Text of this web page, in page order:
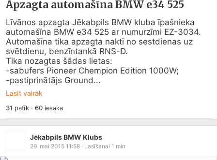
Apzagta automašīna BMW e34 525
Līvānos apzagta Jēkabpils BMW kluba īpašnieka
automašīna BMW e34 525 ar numurzīmi EZ-3034.
Automašīna tika apzagta naktī no sestdienas uz
svētdienu, benzīntankā RNS-D.
Tika nozagtas šādas lietas:
-sabufers Pioneer Chempion Edition 1000W;
-pastiprinātājs Ground...
Lasīt vairāk
31 patīk · 60iesaka
Jēkabpils BMW Klubs
29. mai 2015 11:58 · Lasīšanai 1 min